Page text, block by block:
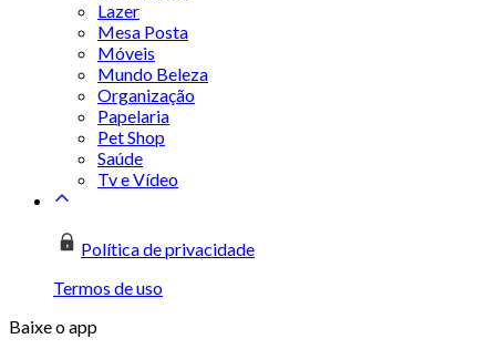
Lazer
Mesa Posta
Móveis
Mundo Beleza
Organização
Papelaria
Pet Shop
Saúde
Tv e Vídeo
Política de privacidade
Termos de uso
Baixe o app